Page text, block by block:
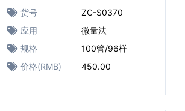
货号
ZC-S0370
应用
微量法
规格
100管/96样
价格(RMB)
450.00